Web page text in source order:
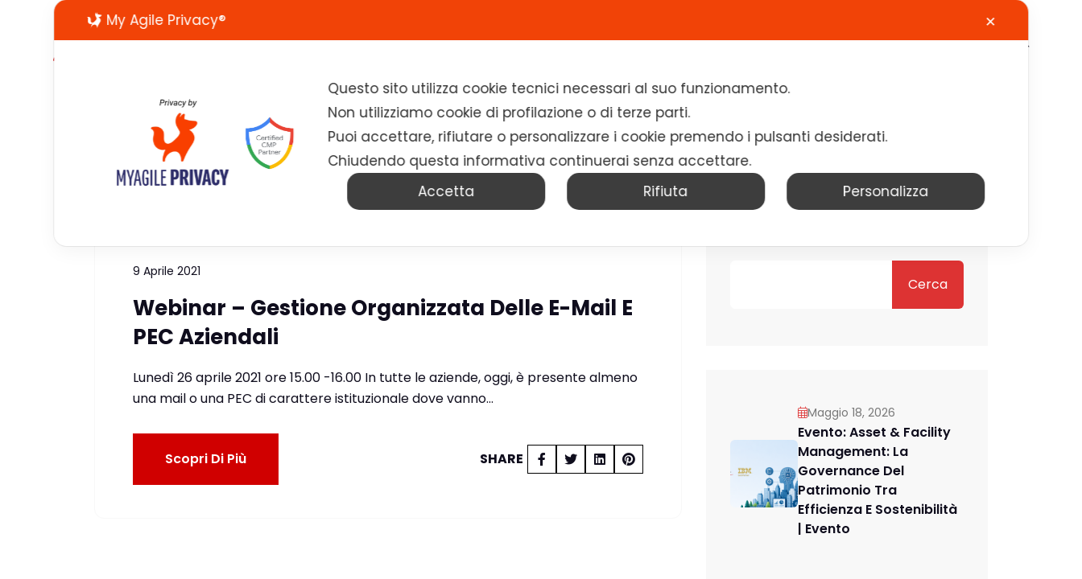
Home Chi siamo Soluzioni News Calendario Contatti Lavora con noi
Tag:gestione posta aziendale
9 Aprile 2021
Webinar – Gestione Organizzata Delle E-Mail E
PEC Aziendali
Lunedì 26 aprile 2021 ore 15.00 -16.00 In tutte le aziende, oggi, è presente almeno
una mail o una PEC di carattere istituzionale dove vanno…
Scopri Di Più SHARE
Cerca
Maggio 18, 2026
Evento: Asset & Facility
Management: La
Governance Del
Patrimonio Tra
Efficienza E Sostenibilità
| Evento
My Agile Privacy® ✕
Questo sito utilizza cookie tecnici necessari al suo funzionamento.
Non utilizziamo cookie di profilazione o di terze parti.
Puoi accettare, rifiutare o personalizzare i cookie premendo i pulsanti desiderati.
Chiudendo questa informativa continuerai senza accettare.
Accetta
Rifiuta Personalizza